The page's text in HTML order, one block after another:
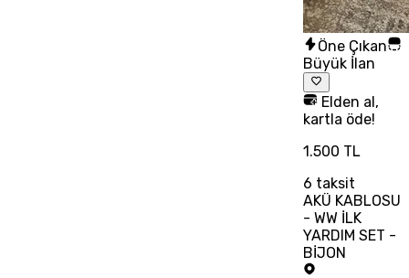
Öne Çıkan
Büyük İlan
Elden al,
kartla öde!
1.500 TL
6 taksit
AKÜ KABLOSU
- WW İLK
YARDIM SET -
BİJON